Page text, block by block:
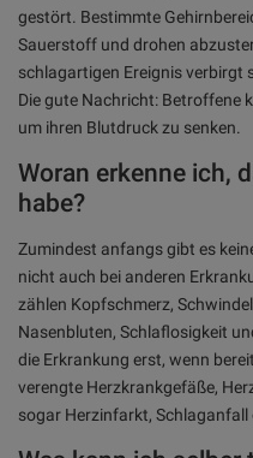
gestört. Bestimmte
Sauerstoff und drohen
schlagartigen Ereignis verbirgt
Die gute Nachricht: Betroffene
um ihren Blutdruck zu senken.
Woran erkenne ich,
habe?
Zumindest anfangs gibt es
nicht auch bei anderen
zählen Kopfschmerz,
Nasenbluten, Schlaflosigkeit
die Erkrankung erst, wenn
verengte Herzkrankgefäße,
sogar Herzinfarkt, Schlaganfall